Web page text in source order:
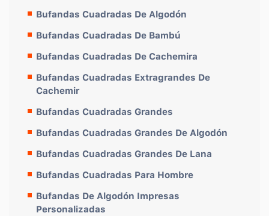
Bufandas Cuadradas De Algodón
Bufandas Cuadradas De Bambú
Bufandas Cuadradas De Cachemira
Bufandas Cuadradas Extragrandes De
Cachemir
Bufandas Cuadradas Grandes
Bufandas Cuadradas Grandes De Algodón
Bufandas Cuadradas Grandes De Lana
Bufandas Cuadradas Para Hombre
Bufandas De Algodón Impresas
Personalizadas